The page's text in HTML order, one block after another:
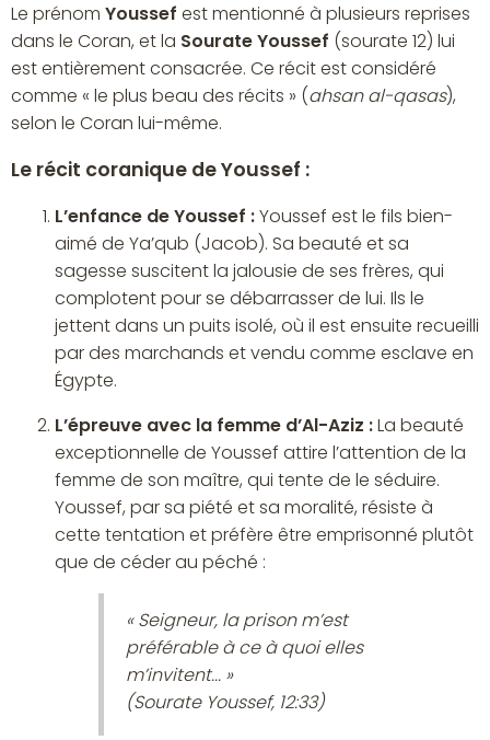
Le prénom Youssef est mentionné à plusieurs reprises
dans le Coran, et la Sourate Youssef (sourate 12) lui
est entièrement consacrée. Ce récit est considéré
comme « le plus beau des récits » (ahsan al-qasas),
selon le Coran lui-même.
Le récit coranique de Youssef :
L’enfance de Youssef :Youssef est le fils bien-
aimé de Ya’qub (Jacob). Sa beauté et sa
sagesse suscitent la jalousie de ses frères, qui
complotent pour se débarrasser de lui. Ils le
jettent dans un puits isolé, où il est ensuite recueilli
par des marchands et vendu comme esclave en
Égypte.
L’épreuve avec la femme d’Al-Aziz :La beauté
exceptionnelle de Youssef attire l’attention de la
femme de son maître, qui tente de le séduire.
Youssef, par sa piété et sa moralité, résiste à
cette tentation et préfère être emprisonné plutôt
que de céder au péché :
« Seigneur, la prison m’est
préférable à ce à quoi elles
m’invitent... »
(Sourate Youssef, 12:33)